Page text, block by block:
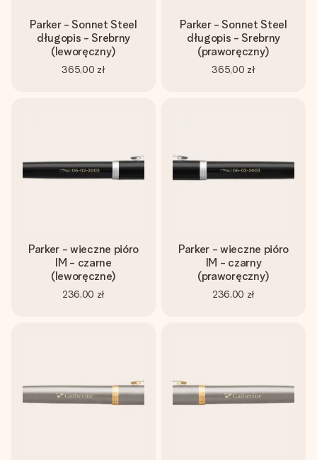
Parker - Sonnet Steel
długopis - Srebrny
(leworęczny)
365,00 zł
Parker - Sonnet Steel
długopis - Srebrny
(praworęczny)
365,00 zł
Parker - wieczne pióro
IM - czarne
(leworęczne)
236,00 zł
Parker - wieczne pióro
IM - czarny
(praworęczny)
236,00 zł